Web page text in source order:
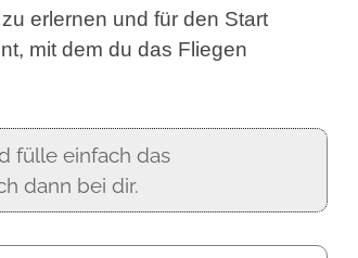
erlernen und für den Start
mit dem du das Fliegen
fülle einfach das
dann bei dir.